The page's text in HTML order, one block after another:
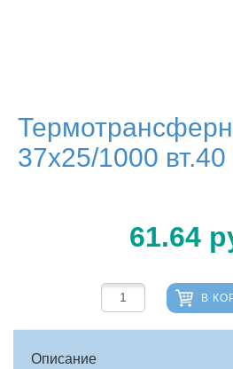
37х25/1000
61.64
В
Описание